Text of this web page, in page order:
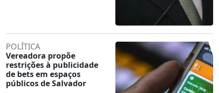
POLÍTICA
Vereadora propõe
restrições à publicidade
de bets em espaços
públicos de Salvador